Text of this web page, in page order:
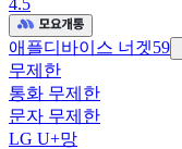
애플디바이스 너겟59
무제한
통화 무제한
문자 무제한
LG U+망